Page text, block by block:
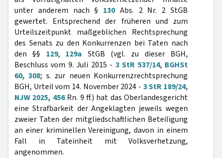
unter anderem nach § 130Abs. 2 Nr. 2 StGB
gewertet. Entsprechend der früheren und zum
Urteilszeitpunkt maßgeblichen Rechtsprechung
des Senats zu den Konkurrenzen bei Taten nach
den §§ 129, 129a StGB (vgl. zu dieser BGH,
Beschluss vom 9. Juli 2015 - 3 StR 537/14, BGHSt
60, 308; s. zur neuen Konkurrenzrechtsprechung
BGH, Urteil vom 14. November 2024 - 3 StR 189/24,
NJW 2025, 456Rn. 9 ff.) hat das Oberlandesgericht
eine Strafbarkeit der Angeklagten jeweils wegen
zweier Taten der mitgliedschaftlichen Beteiligung
an einer kriminellen Vereinigung, davon in einem
Fall in Tateinheit mit Volksverhetzung,
angenommen.